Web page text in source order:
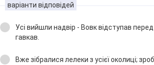
варіанти відповідей
Усі вийшли надвір - Вовк відступав перед
гавкав.
Вже зібралися лелеки з усієї околиці;